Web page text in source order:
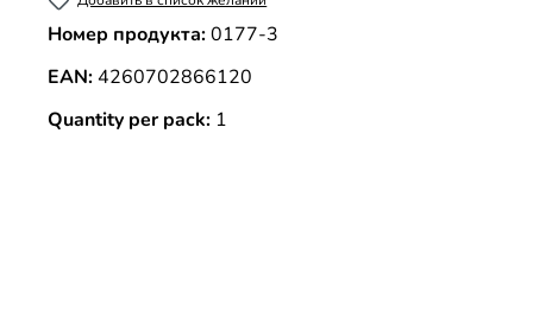
Номер продукта:0177-3
EAN:4260702866120
Quantity per pack: 1